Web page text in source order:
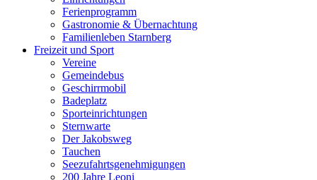
Ferienprogramm
Gastronomie & Übernachtung
Familienleben Starnberg
Freizeit und Sport
Vereine
Gemeindebus
Geschirrmobil
Badeplatz
Sporteinrichtungen
Sternwarte
Der Jakobsweg
Tauchen
Seezufahrtsgenehmigungen
200 Jahre Leoni